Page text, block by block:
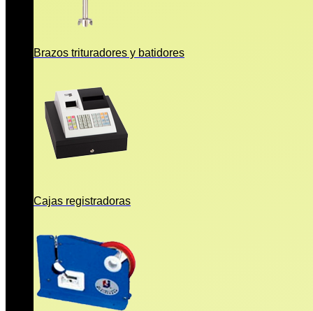
Brazos trituradores y batidores
Cajas registradoras